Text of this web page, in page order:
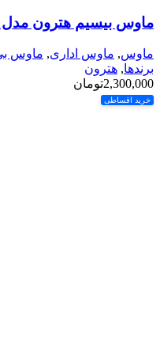
ماوس بیسیم هترون مدل HMW120SL
ماوس, ماوس اداری, ماوس
برندها, هترون
2,300,000تومان
خرید اقساطی